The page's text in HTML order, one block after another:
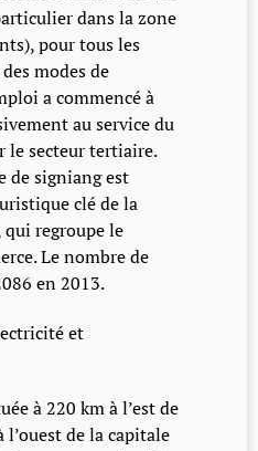
dans la zone
pour tous les
modes de
a commencé à
au service du
le secteur tertiaire.
de signiang est
clé de la
regroupe le
Le nombre de
en 2013.
et
à 220 km à l’est de
l’ouest de la capitale